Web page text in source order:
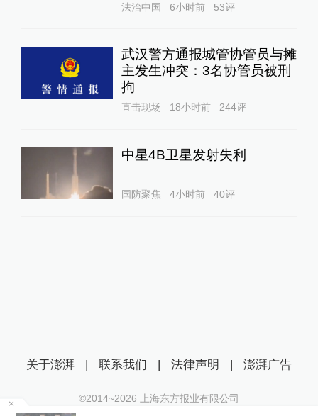
法治中国 6小时前 53评
武汉警方通报城管协管员与摊
主发生冲突：3名协管员被刑
拘
直击现场 18小时前 244评
中星4B卫星发射失利
国防聚焦 4小时前 40评
关于澎湃 | 联系我们 | 法律声明 | 澎湃广告
©2014~2026 上海东方报业有限公司